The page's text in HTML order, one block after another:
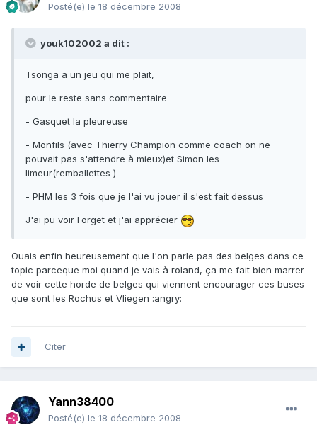
Posté(e) le 18 décembre 2008
youk102002 a dit :
Tsonga a un jeu qui me plait,
pour le reste sans commentaire
- Gasquet la pleureuse
- Monfils (avec Thierry Champion comme coach on ne
pouvait pas s'attendre à mieux)et Simon les
limeur(remballettes )
- PHM les 3 fois que je l'ai vu jouer il s'est fait dessus
J'ai pu voir Forget et j'ai apprécier
Ouais enfin heureusement que l'on parle pas des belges dans ce
topic parceque moi quand je vais à roland, ça me fait bien marrer
de voir cette horde de belges qui viennent encourager ces buses
que sont les Rochus et Vliegen :angry:
Citer
Yann38400
Posté(e) le 18 décembre 2008